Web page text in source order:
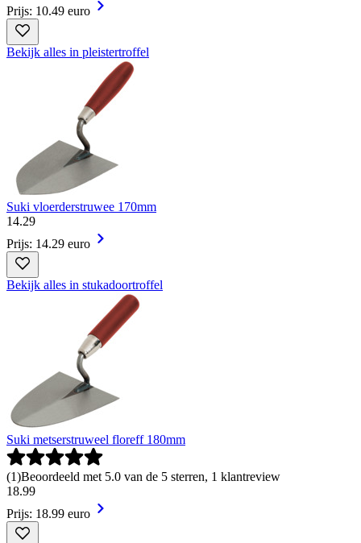
Prijs: 10.49 euro
Bekijk alles in pleistertroffel
Suki vloerderstruwee 170mm
14.29
Prijs: 14.29 euro
Bekijk alles in stukadoortroffel
Suki metserstruweel floreff 180mm
(1)Beoordeeld met 5.0 van de 5 sterren, 1 klantreview
18.99
Prijs: 18.99 euro